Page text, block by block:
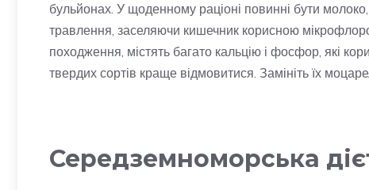
бульйонах. У щоденному раціоні повинні бути
травлення, заселяючи кишечник корисною
походження, містять багато кальцію і фосфор, які
твердих сортів краще відмовитися. Замініть їх
Середземноморська